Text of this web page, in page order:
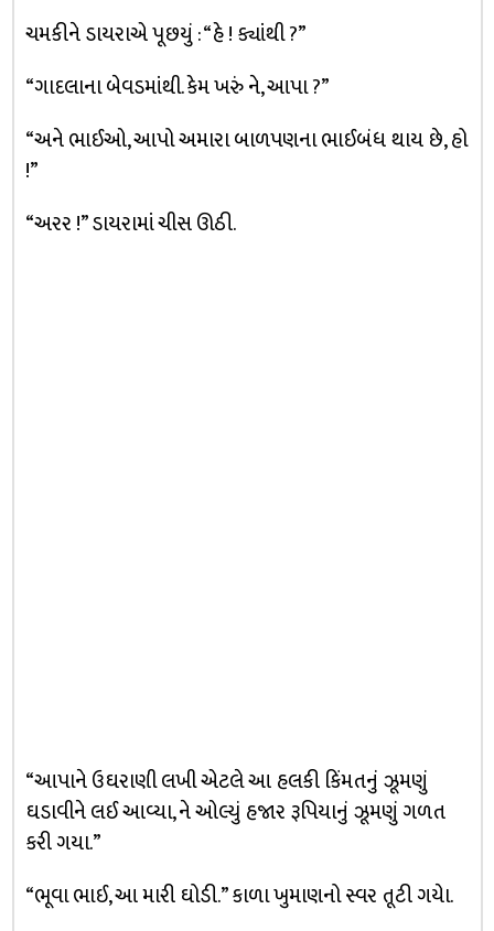
ચમકીને ડાયરાએ પૂછયું : “હે ! ક્યાંથી ?”
“ગાદલાના બેવડમાંથી. કેમ ખરું ને, આપા ?”
“અને ભાઈઓ, આપો અમારા બાળપણના ભાઈબંધ થાય છે, હો
!”
“અરર !” ડાયરામાં ચીસ ઊઠી.
“આપાને ઉઘરાણી લખી એટલે આ હલકી કિંમતનું ઝૂમણું
ઘડાવીને લઈ આવ્યા, ને ઓલ્યું હજાર રૂપિયાનું ઝૂમણું ગળત
કરી ગયા.”
“ભૂવા ભાઈ, આ મારી ઘોડી.” કાળા ખુમાણનો સ્વર તૂટી ગયેા.